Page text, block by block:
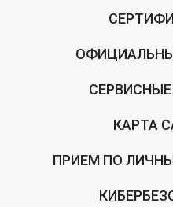
КАРТА
ПРИЕМ ПО